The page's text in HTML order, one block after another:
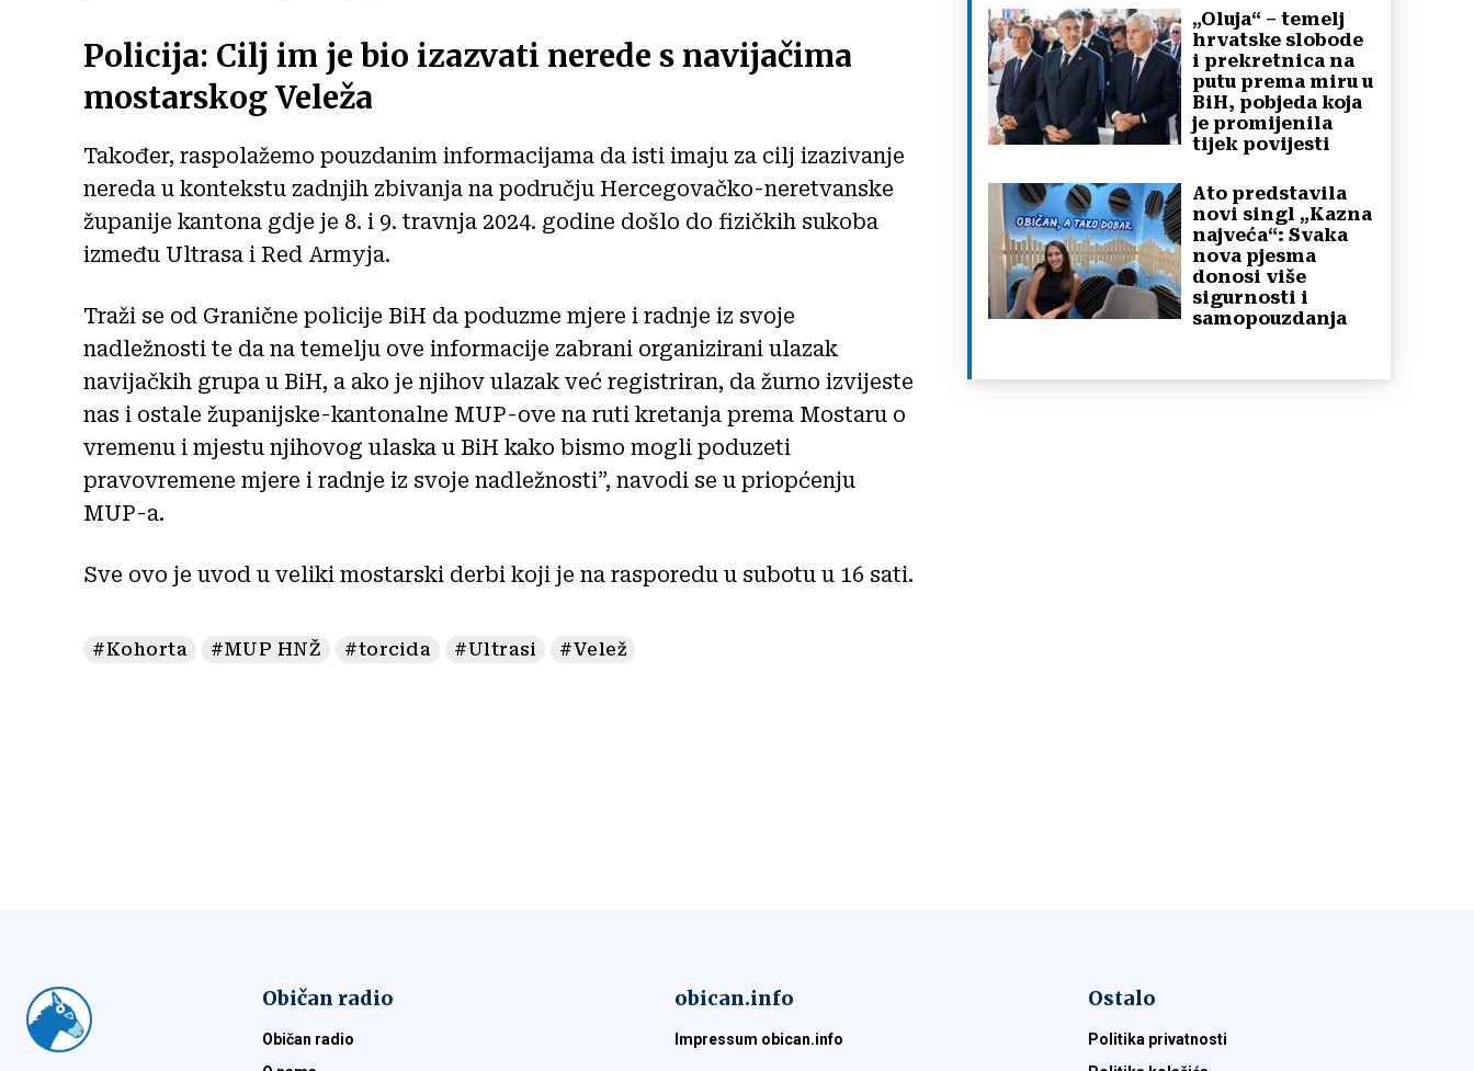
Policija: Cilj im je bio izazvati nerede s navijačima
mostarskog Veleža
Također, raspolažemo pouzdanim informacijama da isti imaju za cilj izazivanje
nereda u kontekstu zadnjih zbivanja na području Hercegovačko-neretvanske
županije kantona gdje je 8. i 9. travnja 2024. godine došlo do fizičkih sukoba
između Ultrasa i Red Armyja.
Traži se od Granične policije BiH da poduzme mjere i radnje iz svoje
nadležnosti te da na temelju ove informacije zabrani organizirani ulazak
navijačkih grupa u BiH, a ako je njihov ulazak već registriran, da žurno izvijeste
nas i ostale županijske-kantonalne MUP-ove na ruti kretanja prema Mostaru o
vremenu i mjestu njihovog ulaska u BiH kako bismo mogli poduzeti
pravovremene mjere i radnje iz svoje nadležnosti”, navodi se u priopćenju
MUP-a.
Sve ovo je uvod u veliki mostarski derbi koji je na rasporedu u subotu u 16 sati.
#Kohorta #MUP HNŽ #torcida #Ultrasi #Velež
„Oluja“ – temelj
hrvatske slobode
i prekretnica na
putu prema miru u
BiH, pobjeda koja
je promijenila
tijek povijesti
Ato predstavila
novi singl „Kazna
najveća“: Svaka
nova pjesma
donosi više
sigurnosti i
samopouzdanja
Običan radio
Običan radio
obican.info
Impressum obican.info
Ostalo
Politika privatnosti